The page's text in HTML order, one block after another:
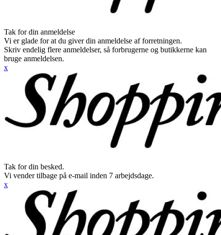
Tak for din anmeldelse
Vi er glade for at du giver din anmeldelse af forretningen.
Skriv endelig flere anmeldelser, så forbrugerne og butikkerne kan
bruge anmeldelsen.
x
Tak for din besked.
Vi vender tilbage på e-mail inden 7 arbejdsdage.
x